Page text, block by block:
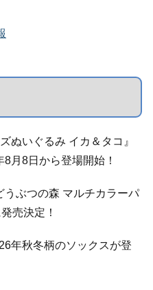
ぬいぐるみ イカ＆タコ』
月8日から登場開始！
うぶつの森 マルチカラーパ
売決定！
年秋冬柄のソックスが登